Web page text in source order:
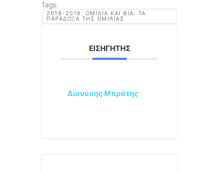
Tags:
2018-2019: ΟΜΙΛΊΑ ΚΑΙ ΒΊΑ: ΤΑ
ΠΑΡΆΔΟΞΑ ΤΗΣ ΟΜΙΛΊΑΣ
ΕΙΣΗΓΗΤΉΣ
Διονύσης Μπράτης